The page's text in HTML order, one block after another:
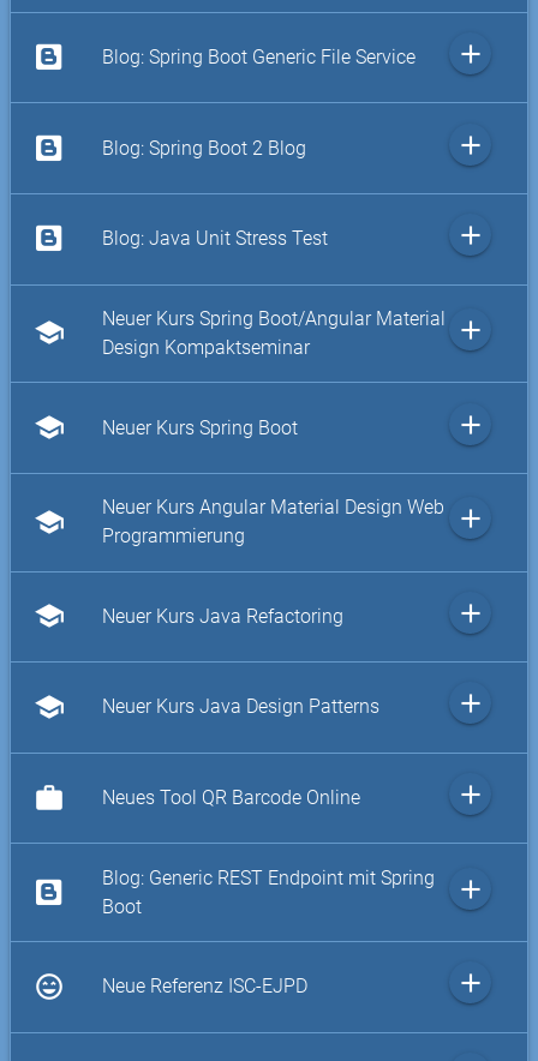
Blog: Spring Boot Generic File Service add
Blog: Spring Boot 2 Blog add
Blog: Java Unit Stress Test add
school
Neuer Kurs Spring Boot/Angular Material
Design Kompaktseminar
add
school Neuer Kurs Spring Boot add
school
Neuer Kurs Angular Material Design Web
Programmierung
add
school Neuer Kurs Java Refactoring add
school Neuer Kurs Java Design Patterns add
work Neues Tool QR Barcode Online add
Blog: Generic REST Endpoint mit Spring
Boot
add
sentiment_very_satisfied Neue Referenz ISC-EJPD add